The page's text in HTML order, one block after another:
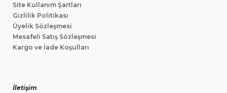
Site Kullanım Şartları
Gizlilik Politikası
Üyelik Sözleşmesi
Mesafeli Satış Sözleşmesi
Kargo ve İade Koşulları
İletişim